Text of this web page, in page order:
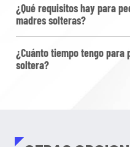
¿Qué requisitos hay para
madres solteras?
¿Cuánto tiempo tengo
soltera?